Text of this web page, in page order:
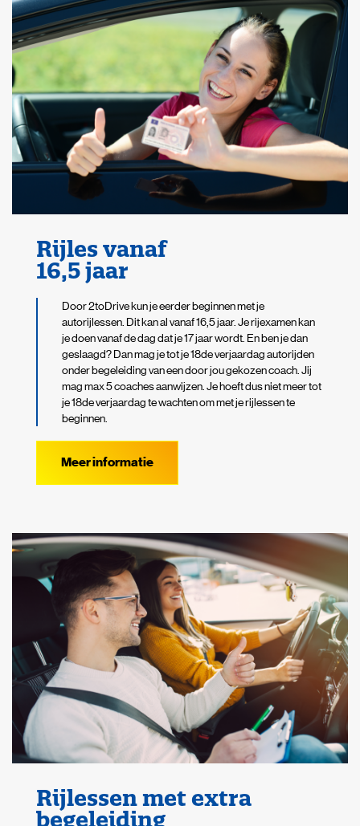
Rijles vanaf
16,5 jaar
Door 2toDrive kun je eerder beginnen met je
autorijlessen. Dit kan al vanaf 16,5 jaar. Je rijexamen kan
je doen vanaf de dag dat je 17 jaar wordt. En ben je dan
geslaagd? Dan mag je tot je 18de verjaardag autorijden
onder begeleiding van een door jou gekozen coach. Jij
mag max 5 coaches aanwijzen. Je hoeft dus niet meer tot
je 18de verjaardag te wachten om met je rijlessen te
beginnen.
Meer informatie
Rijlessen met extra
begeleiding